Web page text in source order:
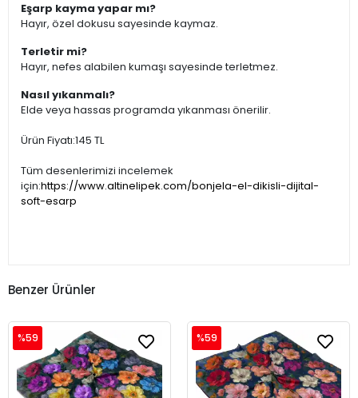
Eşarp kayma yapar mı?
Hayır, özel dokusu sayesinde kaymaz.
Terletir mi?
Hayır, nefes alabilen kumaşı sayesinde terletmez.
Nasıl yıkanmalı?
Elde veya hassas programda yıkanması önerilir.
Ürün Fiyatı:145 TL
Tüm desenlerimizi incelemek
için:https://www.altinelipek.com/bonjela-el-dikisli-dijital-
soft-esarp
Benzer Ürünler
%59 %59